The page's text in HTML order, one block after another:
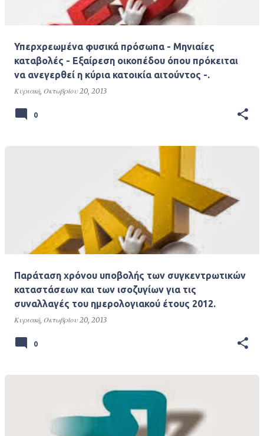
Υπερχρεωμένα φυσικά πρόσωπα - Μηνιαίες
καταβολές - Εξαίρεση οικοπέδου όπου πρόκειται
να ανεγερθεί η κύρια κατοικία αιτούντος -.
Κυριακή, Οκτωβρίου 20, 2013
0
Παράταση χρόνου υποβολής των συγκεντρωτικών
καταστάσεων και των ισοζυγίων για τις
συναλλαγές του ημερολογιακού έτους 2012.
Κυριακή, Οκτωβρίου 20, 2013
0